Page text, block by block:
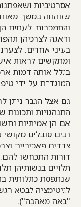
אסרטיביות
שזוהתה במשך מאות
והתמסרות. לעתים
ודאגה לצרכיהן
בעיני אחרים.
ומתקשים לראות
בגלל אותה דמות
המוגדרת על ידי
גם אצל הגבר ניתן
התנהגויות
אם הן אמיתיות
רבים סובלים
צדדים פאסיביים
דורות התכחשו
תלויים בנשותיהן
שנתפסת כתלותית
לגיטימציה לבטא
"באה מאהבה").